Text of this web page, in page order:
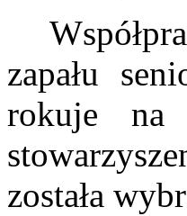
zapału
rokuje na
została